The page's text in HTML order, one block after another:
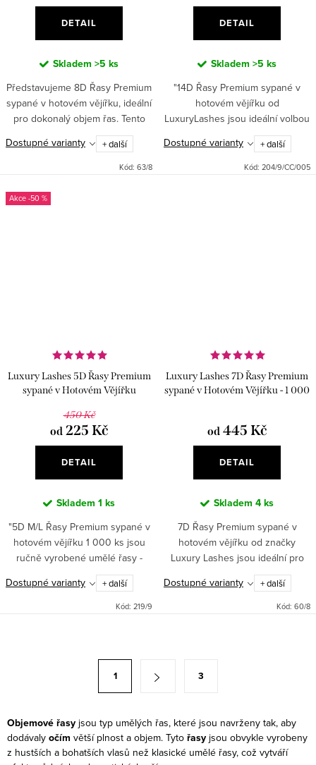
DETAIL
Skladem >5 ks
Představujeme 8D Řasy Premium
sypané v hotovém vějířku, ideální
pro dokonalý objem řas. Tento
balíček obsahuje 950 až 1000 ks
ručně vyrobených umělých řas s
perfektním tvarem a...
Dostupné varianty + další
Kód: 63/8
DETAIL
Skladem >5 ks
"14D Řasy Premium sypané v
hotovém vějířku od
LuxuryLashes jsou ideální volbou
pro rychlé a precizní nasazení.
Tato objemová řasa typu CC
nebo D s délkou 8 až 16 mm a
Dostupné varianty + další
Kód: 204/9/CC/005
-50 %
Luxury Lashes 5D Řasy Premium
sypané v Hotovém Vějířku
450 Kč
od225 Kč
DETAIL
Skladem 1 ks
"5D M/L Řasy Premium sypané v
hotovém vějířku 1 000 ks jsou
ručně vyrobené umělé řasy -
hotové vějířky, které poskytují
přirozený vzhled a maximální
pohodlí při nošení. Tyto...
Dostupné varianty + další
Kód: 219/9
Luxury Lashes 7D Řasy Premium
sypané v Hotovém Vějířku - 1 000
od445 Kč
DETAIL
Skladem 4 ks
7D Řasy Premium sypané v
hotovém vějířku od značky
Luxury Lashes jsou ideální pro
dosažení maximálního objemu.
Ručně vyrobené s tenkými spoji,
dokonale přilnou k přirozeným...
Dostupné varianty + další
Kód: 60/8
d
a
c
á
n
1 3
Objemové řasy jsou typ umělých řas, které jsou navrženy tak, aby
dodávaly očím větší plnost a objem. Tyto řasy jsou obvykle vyrobeny
z hustších a bohatších vlasů než klasické umělé řasy, což vytváří